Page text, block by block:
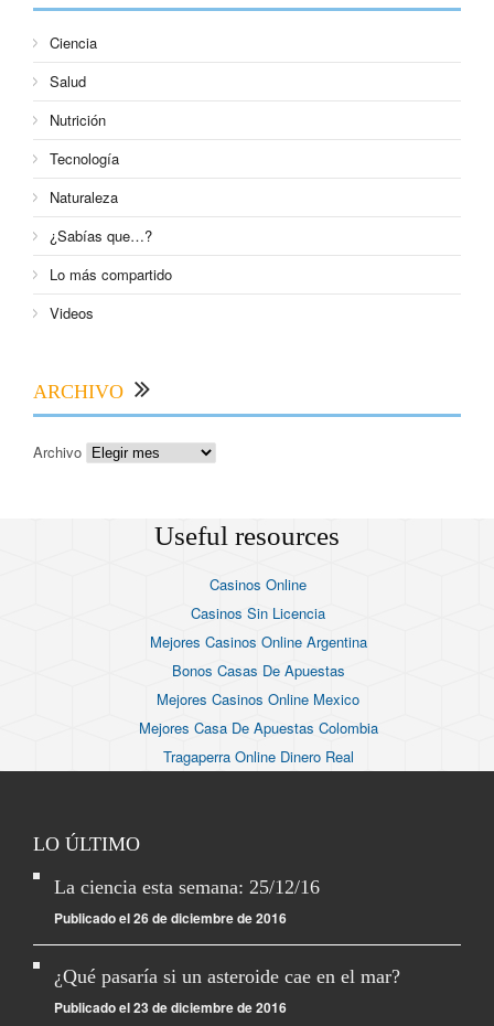
Ciencia
Salud
Nutrición
Tecnología
Naturaleza
¿Sabías que…?
Lo más compartido
Videos
ARCHIVO
Archivo
Useful resources
Casinos Online
Casinos Sin Licencia
Mejores Casinos Online Argentina
Bonos Casas De Apuestas
Mejores Casinos Online Mexico
Mejores Casa De Apuestas Colombia
Tragaperra Online Dinero Real
LO ÚLTIMO
La ciencia esta semana: 25/12/16
Publicado el 26 de diciembre de 2016
¿Qué pasaría si un asteroide cae en el mar?
Publicado el 23 de diciembre de 2016